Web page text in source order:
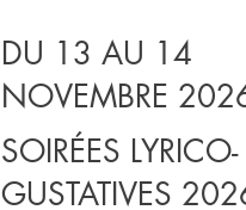
DU 13 AU 14
NOVEMBRE
SOIRÉES LYRICO-
GUSTATIVES